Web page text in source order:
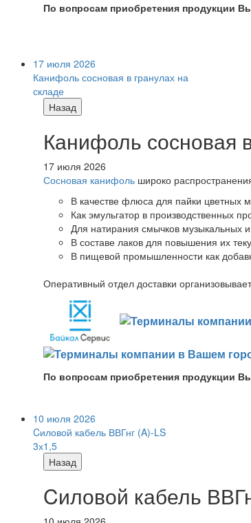
По вопросам приобретения продукции
17 июля 2026
Канифоль сосновая в гранулах на
складе
Назад
Канифоль сосновая
17 июля 2026
Сосновая канифоль широко
В качестве флюса для пайки цветных
Как эмульгатор в производственных
Для натирания смычков музыкальных
В составе лаков для повышения их
В пищевой промышленности как
Оперативный отдел доставки
По вопросам приобретения продукции
10 июля 2026
Cиловой кабель ВВГнг (A)-LS
3х1,5
Назад
Cиловой кабель